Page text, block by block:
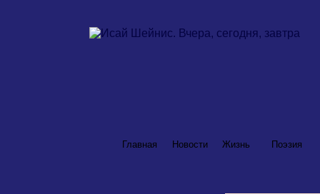
Главная Новости Жизнь Поэзия